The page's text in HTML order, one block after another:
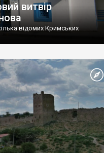
витвір
відомих Кримських